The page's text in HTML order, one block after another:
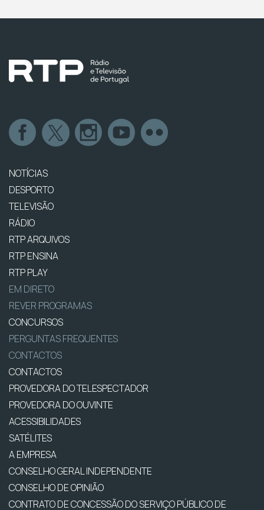
NOTÍCIAS
DESPORTO
TELEVISÃO
RÁDIO
RTP ARQUIVOS
RTP ENSINA
RTP PLAY
EM DIRETO
REVER PROGRAMAS
CONCURSOS
PERGUNTAS FREQUENTES
CONTACTOS
CONTACTOS
PROVEDORA DO TELESPECTADOR
PROVEDORA DO OUVINTE
ACESSIBILIDADES
SATÉLITES
A EMPRESA
CONSELHO GERAL INDEPENDENTE
CONSELHO DE OPINIÃO
CONTRATO DE CONCESSÃO DO SERVIÇO PÚBLICO DE